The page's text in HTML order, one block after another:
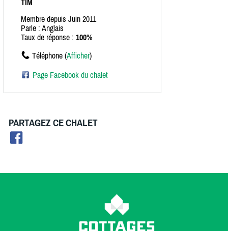
TIM
Membre depuis Juin 2011
Parle : Anglais
Taux de réponse : 100%
Téléphone (Afficher)
Page Facebook du chalet
PARTAGEZ CE CHALET